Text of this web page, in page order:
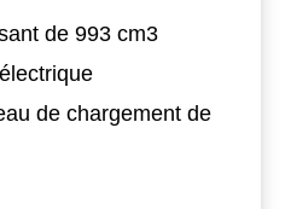
de 993 cm3
de chargement de